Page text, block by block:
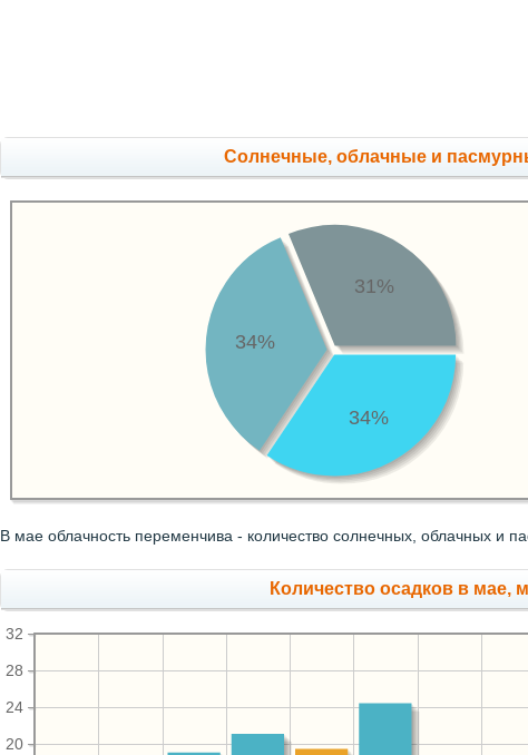
Cолнечные, облачные и
34%
34%
31%
В мае облачность переменчива - количество солнечных, облачных и
Количество осадков в мае,
20
24
28
32